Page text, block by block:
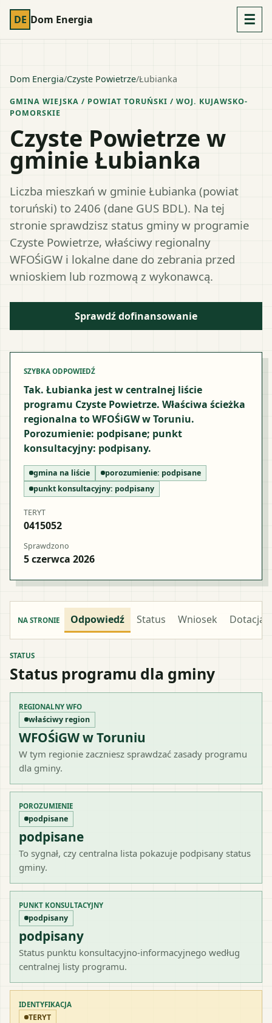
DE Dom Energia ☰
Dom Energia/Czyste Powietrze/Łubianka
GMINA WIEJSKA / POWIAT TORUŃSKI / WOJ. KUJAWSKO-
POMORSKIE
Czyste Powietrze w
gminie Łubianka
Liczba mieszkań w gminie Łubianka (powiat
toruński) to 2406 (dane GUS BDL). Na tej
stronie sprawdzisz status gminy w programie
Czyste Powietrze, właściwy regionalny
WFOŚiGW i lokalne dane do zebrania przed
wnioskiem lub rozmową z wykonawcą.
Sprawdź dofinansowanie
SZYBKA ODPOWIEDŹ
Tak. Łubianka jest w centralnej liście
programu Czyste Powietrze. Właściwa ścieżka
regionalna to WFOŚiGW w Toruniu.
Porozumienie: podpisane; punkt
konsultacyjny: podpisany.
gmina na liście porozumienie: podpisane
punkt konsultacyjny: podpisany
TERYT
0415052
Sprawdzono
5 czerwca 2026
NA STRONIE Odpowiedź Status Wniosek Dotacja
STATUS
Status programu dla gminy
REGIONALNY WFO
właściwy region
WFOŚiGW w Toruniu
W tym regionie zaczniesz sprawdzać zasady programu
dla gminy.
POROZUMIENIE
podpisane
podpisane
To sygnał, czy centralna lista pokazuje podpisany status
gminy.
PUNKT KONSULTACYJNY
podpisany
podpisany
Status punktu konsultacyjno-informacyjnego według
centralnej listy programu.
IDENTYFIKACJA
TERYT